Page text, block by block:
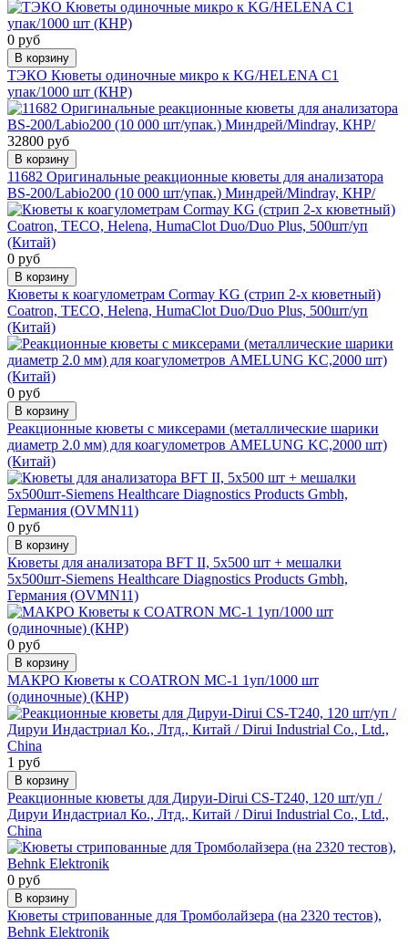
0 руб
В корзину
ТЭКО Кюветы одиночные микро к KG/HELENA С1
упак/1000 шт (КНР)
32800 руб
В корзину
11682 Оригинальные реакционные кюветы для анализатора
BS-200/Labio200 (10 000 шт/упак.) Миндрей/Mindray, КНР/
0 руб
В корзину
Кюветы к коагулометрам Cormay KG (стрип 2-х кюветный)
Coatron, TECO, Helena, HumaClot Duo/Duo Plus, 500шт/уп
(Китай)
0 руб
В корзину
Реакционные кюветы с миксерами (металлические шарики
диаметр 2.0 мм) для коагулометров AMELUNG KC,2000 шт)
(Китай)
0 руб
В корзину
Кюветы для анализатора BFT II, 5х500 шт + мешалки
5х500шт-Siemens Healthcare Diagnostics Products Gmbh,
Германия (OVMN11)
0 руб
В корзину
МАКРО Кюветы к COATRON MC-1 1уп/1000 шт
(одиночные) (КНР)
1 руб
В корзину
Реакционные кюветы для Дируи-Dirui CS-T240, 120 шт/уп /
Дируи Индастриал Ко., Лтд., Китай / Dirui Industrial Co., Ltd.,
China
0 руб
В корзину
Кюветы стрипованные для Тромболайзера (на 2320 тестов),
Behnk Elektronik